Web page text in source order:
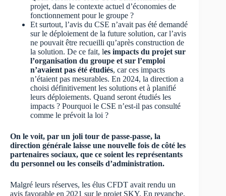
projet, dans le contexte actuel d’économies de
fonctionnement pour le groupe ?
Et surtout, l’avis du CSE n’avait pas été demandé
sur le déploiement de la future solution, car l’avis
ne pouvait être recueilli qu’après construction de
la solution. De ce fait, les impacts du projet sur
l’organisation du groupe et sur l’emploi
n’avaient pas été étudiés, car ces impacts
n’étaient pas mesurables. En 2024, la direction a
choisi définitivement les solutions et à planifié
leurs déploiements. Quand seront étudiés les
impacts ? Pourquoi le CSE n’est-il pas consulté
comme le prévoit la loi ?
On le voit, par un joli tour de passe-passe, la
direction générale laisse une nouvelle fois de côté les
partenaires sociaux, que ce soient les représentants
du personnel ou les conseils d’administration.
Malgré leurs réserves, les élus CFDT avait rendu un
avis favorable en 2021 sur le projet SKY. En revanche,